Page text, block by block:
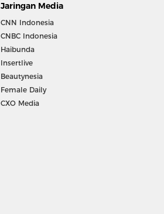
Jaringan Media
CNN Indonesia
CNBC Indonesia
Haibunda
Insertlive
Beautynesia
Female Daily
CXO Media